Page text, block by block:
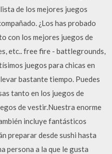
de los mejores juegos
¿Los has probado
con los mejores juegos de
etc.. free fire - battlegrounds,
juegos para chicas en
bastante tiempo. Puedes
tanto en los juegos de
de vestir.Nuestra enorme
incluye fantásticos
preparar desde sushi hasta
persona a la que le gusta